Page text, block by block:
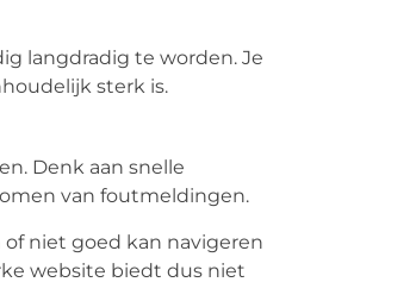
langdradig te worden. Je
sterk is.
Denk aan snelle
van foutmeldingen.
niet goed kan navigeren
website biedt dus niet